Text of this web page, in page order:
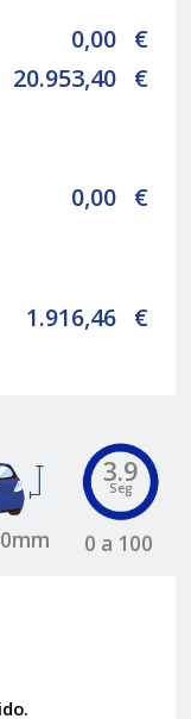
0,00 €
20.953,40 €
0,00 €
1.916,46 €
3.9
Seg
0 a 100